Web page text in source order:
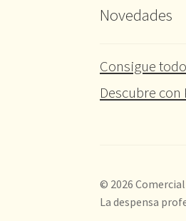
Novedades
Consigue
Descubre
© 2026
La despensa